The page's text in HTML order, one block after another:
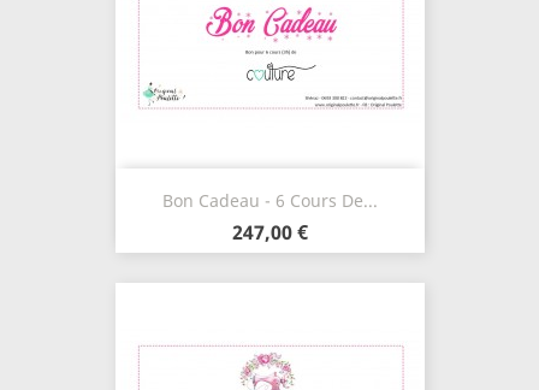
Bon Cadeau - 6 Cours De...
247,00 €